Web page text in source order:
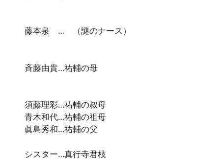
藤本泉 … （謎のナース）
斉藤由貴…祐輔の母
須藤理彩…祐輔の叔母
青木和代…祐輔の祖母
眞島秀和…祐輔の父
シスター…真行寺君枝